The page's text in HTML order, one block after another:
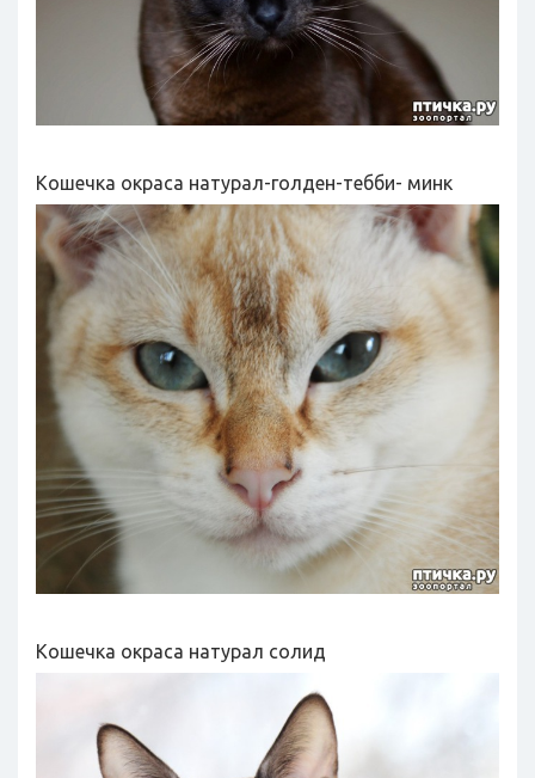
Кошечка окраса натурал-голден-тебби- минк
Кошечка окраса натурал солид